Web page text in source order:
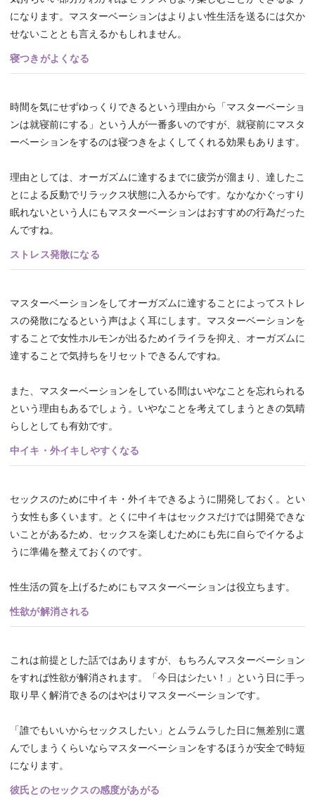
になります。マスターベーションはよりよい性生活を送るには欠か
せないこととも言えるかもしれません。
寝つきがよくなる
時間を気にせずゆっくりできるという理由から「マスターベーショ
ンは就寝前にする」という人が一番多いのですが、就寝前にマスタ
ーベーションをするのは寝つきをよくしてくれる効果もあります。
理由としては、オーガズムに達するまでに疲労が溜まり、達したこ
とによる反動でリラックス状態に入るからです。なかなかぐっすり
眠れないという人にもマスターベーションはおすすめの行為だった
んですね。
ストレス発散になる
マスターベーションをしてオーガズムに達することによってストレ
スの発散になるという声はよく耳にします。マスターベーションを
することで女性ホルモンが出るためイライラを抑え、オーガズムに
達することで気持ちをリセットできるんですね。
また、マスターベーションをしている間はいやなことを忘れられる
という理由もあるでしょう。いやなことを考えてしまうときの気晴
らしとしても有効です。
中イキ・外イキしやすくなる
セックスのために中イキ・外イキできるように開発しておく。とい
う女性も多くいます。とくに中イキはセックスだけでは開発できな
いことがあるため、セックスを楽しむためにも先に自らでイケるよ
うに準備を整えておくのです。
性生活の質を上げるためにもマスターベーションは役立ちます。
性欲が解消される
これは前提とした話ではありますが、もちろんマスターベーション
をすれば性欲が解消されます。「今日はシたい！」という日に手っ
取り早く解消できるのはやはりマスターベーションです。
「誰でもいいからセックスしたい」とムラムラした日に無差別に選
んでしまうくらいならマスターベーションをするほうが安全で時短
になります。
彼氏とのセックスの感度があがる